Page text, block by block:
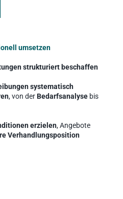
umsetzen
strukturiert beschaffen
systematisch
, von der Bedarfsanalyse bis
erzielen, Angebote
Verhandlungsposition